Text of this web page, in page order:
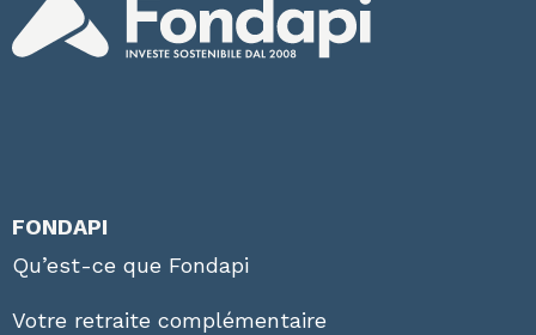
FONDAPI
Qu’est-ce que Fondapi
Votre retraite complémentaire